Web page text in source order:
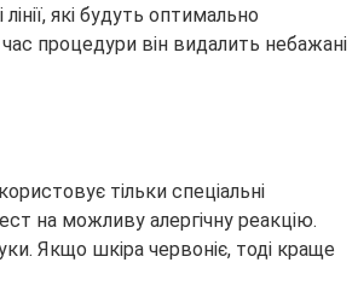
які будуть оптимально
процедури він видалить небажані
тільки спеціальні
на можливу алергічну реакцію.
Якщо шкіра червоніє, тоді краще